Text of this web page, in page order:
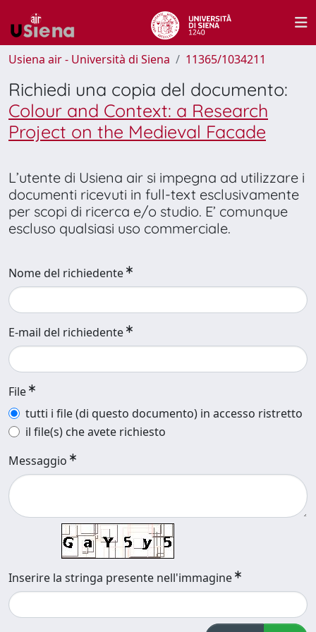
Usiena air - Università di Siena 11365/1034211
Richiedi una copia del documento:
Colour and Context: a Research
Project on the Medieval Facade
L’utente di Usiena air si impegna ad utilizzare i
documenti ricevuti in full-text esclusivamente
per scopi di ricerca e/o studio. E’ comunque
escluso qualsiasi uso commerciale.
Nome del richiedente
E-mail del richiedente
File
tutti i file (di questo documento) in accesso ristretto
il file(s) che avete richiesto
Messaggio
Inserire la stringa presente nell'immagine